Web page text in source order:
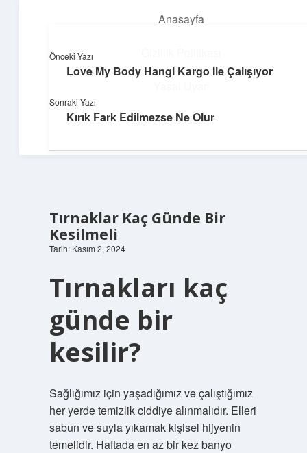
Anasayfa
Hakkımızda
Topluluk ve İlham
Tırnaklar Kaç Günde Bir
Kesilmeli
Tarih: Kasım 2, 2024
Tırnakları kaç
günde bir
kesilir?
Sağlığımız için yaşadığımız ve çalıştığımız
her yerde temizlik ciddiye alınmalıdır. Elleri
sabun ve suyla yıkamak kişisel hijyenin
temelidir. Haftada en az bir kez banyo
Önceki Yazı
Love My Body Hangi Kargo Ile Çalışıyor
Sonraki Yazı
Kırık Fark Edilmezse Ne Olur